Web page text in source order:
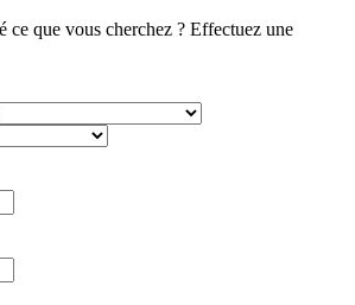
ce que vous cherchez ? Effectuez une